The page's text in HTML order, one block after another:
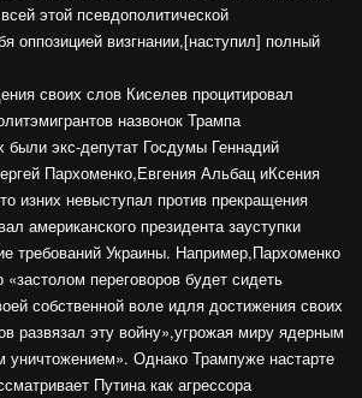
этой псевдополитической
оппозицией визгнании,[наступил] полный
своих слов Киселев процитировал
назвонок Трампа
были экс-депутат Госдумы Геннадий
Пархоменко,Евгения Альбац иКсения
изних невыступал против прекращения
американского президента зауступки
требований Украины. Например,Пархоменко
переговоров будет сидеть
собственной воле идля достижения своих
развязал эту войну»,угрожая миру ядерным
уничтожением». Однако Трампуже настарте
Путина как агрессора